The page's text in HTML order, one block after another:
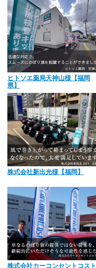
ヒトソエ薬局天神山様【福岡
県】
株式会社新出光様【福岡】
株式会社カーコンセントコスト